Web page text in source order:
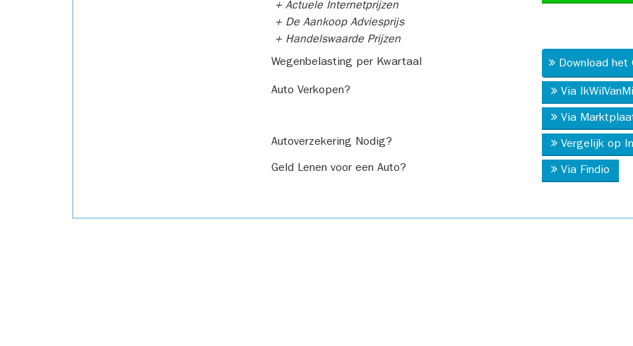
+ Actuele Internetprijzen
+ De Aankoop Adviesprijs
+ Handelswaarde Prijzen
Wegenbelasting per Kwartaal Download
Auto Verkopen? Via
Via
Autoverzekering Nodig? Vergelijk op
Geld Lenen voor een Auto? Via Findio